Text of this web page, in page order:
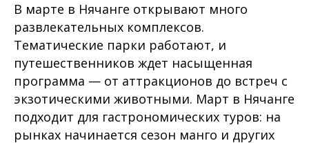
В марте в Нячанге открывают много
развлекательных комплексов.
Тематические парки работают, и
путешественников ждет насыщенная
программа — от аттракционов до встреч с
экзотическими животными. Март в Нячанге
подходит для гастрономических туров: на
рынках начинается сезон манго и других